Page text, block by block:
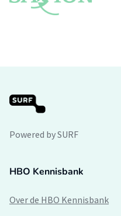
Powered by SURF
HBO Kennisbank
Over de HBO Kennisbank